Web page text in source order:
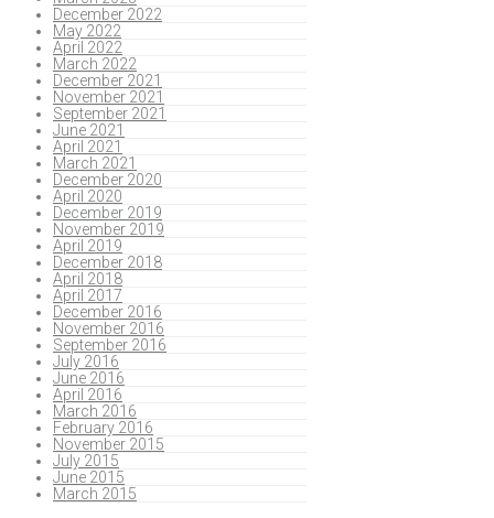
December 2022
May 2022
April 2022
March 2022
December 2021
November 2021
September 2021
June 2021
April 2021
March 2021
December 2020
April 2020
December 2019
November 2019
April 2019
December 2018
April 2018
April 2017
December 2016
November 2016
September 2016
July 2016
June 2016
April 2016
March 2016
February 2016
November 2015
July 2015
June 2015
March 2015